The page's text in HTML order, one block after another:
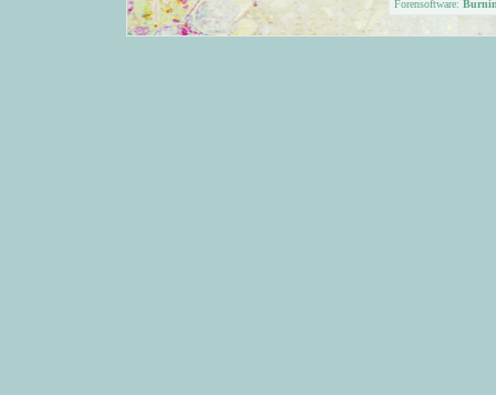
Forensoftware: